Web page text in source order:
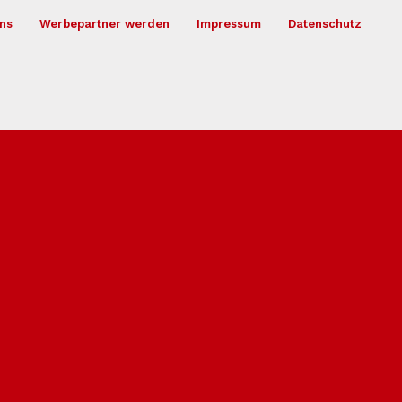
Werbepartner werden Impressum Datenschutz